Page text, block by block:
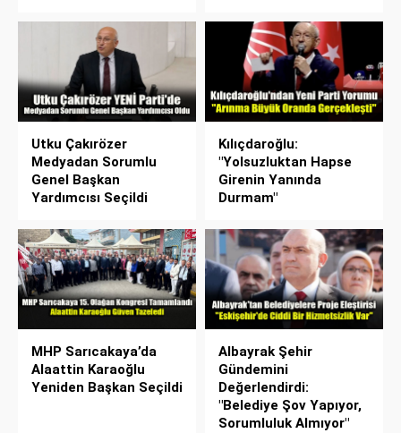
Utku Çakırözer
Medyadan Sorumlu
Genel Başkan
Yardımcısı Seçildi
Kılıçdaroğlu:
"Yolsuzluktan Hapse
Girenin Yanında
Durmam"
MHP Sarıcakaya’da
Alaattin Karaoğlu
Yeniden Başkan Seçildi
Albayrak Şehir
Gündemini
Değerlendirdi:
"Belediye Şov Yapıyor,
Sorumluluk Almıyor"